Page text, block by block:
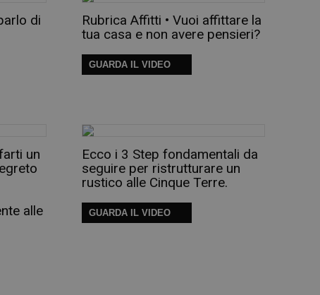
di
Rubrica Affitti • Vuoi affittare la
tua casa e non avere pensieri?
GUARDA IL VIDEO
un
alle
Ecco i 3 Step fondamentali da
seguire per ristrutturare un
rustico alle Cinque Terre.
GUARDA IL VIDEO